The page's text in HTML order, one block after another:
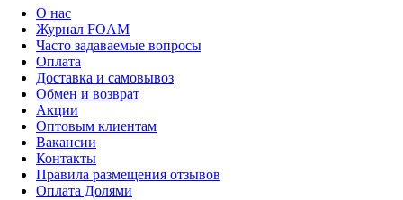
О нас
Журнал FOAM
Часто задаваемые вопросы
Оплата
Доставка и самовывоз
Обмен и возврат
Акции
Оптовым клиентам
Вакансии
Контакты
Правила размещения отзывов
Оплата Долями